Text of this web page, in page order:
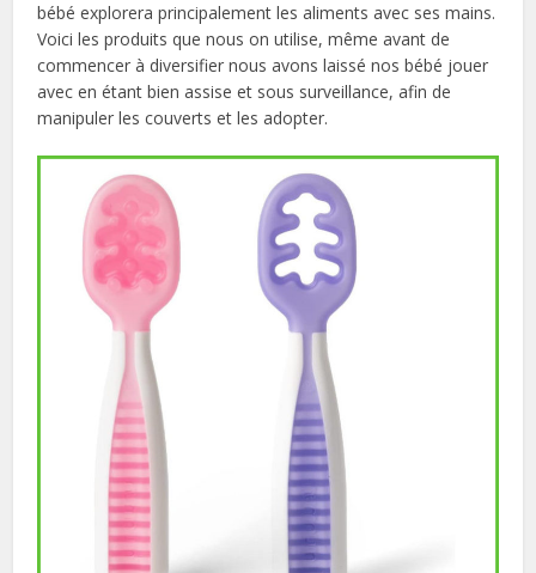
bébé explorera principalement les aliments avec ses mains.
Voici les produits que nous on utilise, même avant de
commencer à diversifier nous avons laissé nos bébé jouer
avec en étant bien assise et sous surveillance, afin de
manipuler les couverts et les adopter.